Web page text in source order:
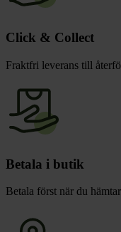
Click & Collect
Fraktfri leverans till
Betala i butik
Betala först när du